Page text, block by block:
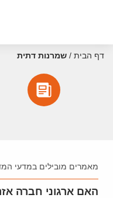
דף הבית / שמרנות דתית
מאמרים מובילים במדעי
האם ארגוני חברה